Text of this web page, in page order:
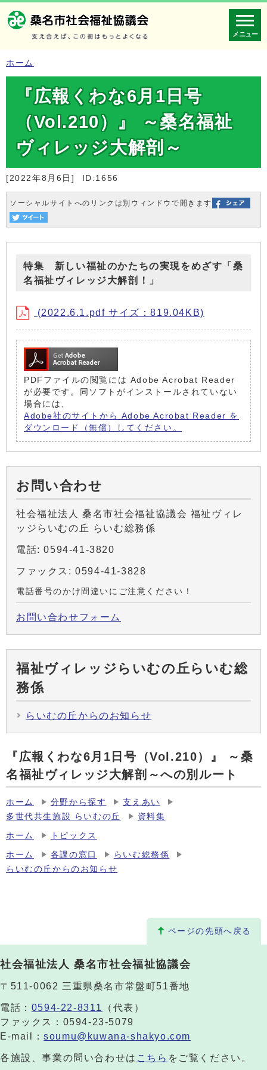
メニュー
ホーム
『広報くわな6月1日号
（Vol.210）』 ～桑名福祉
ヴィレッジ大解剖～
[2022年8月6日] ID:1656
ソーシャルサイトへのリンクは別ウィンドウで開きます
特集 新しい福祉のかたちの実現をめざす「桑
名福祉ヴィレッジ大解剖！」
(2022.6.1.pdf サイズ：819.04KB)
PDFファイルの閲覧には Adobe Acrobat Reader
が必要です。同ソフトがインストールされていない
場合には、
Adobe社のサイトから Adobe Acrobat Reader を
ダウンロード（無償）してください。
お問い合わせ
社会福祉法人 桑名市社会福祉協議会 福祉ヴィレ
ッジらいむの丘 らいむ総務係
電話: 0594-41-3820
ファックス: 0594-41-3828
電話番号のかけ間違いにご注意ください！
お問い合わせフォーム
福祉ヴィレッジらいむの丘らいむ総
務係
らいむの丘からのお知らせ
『広報くわな6月1日号（Vol.210）』 ～桑
名福祉ヴィレッジ大解剖～への別ルート
ホーム 分野から探す
支えあい
多世代共生施設 らいむの丘
資料集
ホーム トピックス
ホーム 各課の窓口
らいむ総務係
らいむの丘からのお知らせ
ページの先頭へ戻る
社会福祉法人 桑名市社会福祉協議会
〒511-0062 三重県桑名市常盤町51番地
電話： 0594-22-8311
（代表）
ファックス：0594-23-5079
E-mail：soumu@kuwana-shakyo.com
各施設、事業の問い合わせは こちら をご覧ください。